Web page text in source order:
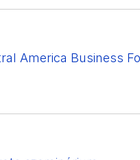
America Business